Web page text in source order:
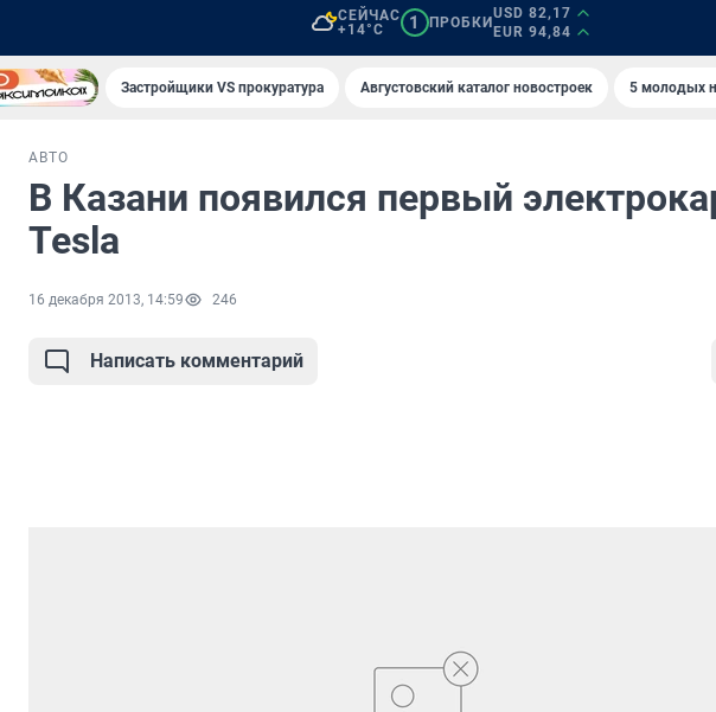
СЕЙЧАС
+14°C
1 ПРОБКИ
USD 82,17
EUR 94,84
Застройщики VS прокуратура Августовский каталог новостроек 5 молодых
АВТО
В Казани появился первый
Tesla
16 декабря 2013, 14:59 246
Написать комментарий